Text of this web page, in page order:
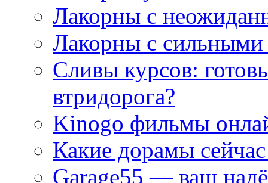
Лакорны с
Лакорны с сильными
Сливы курсов:
втридорога?
Kinogo фильмы
Какие дорамы
Garage55 — ваш